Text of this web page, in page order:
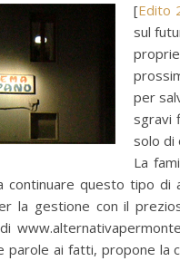
[Edito
sul
per
sgravi
solo di
La
continuare questo tipo
la gestione con il
parole ai fatti, propone la